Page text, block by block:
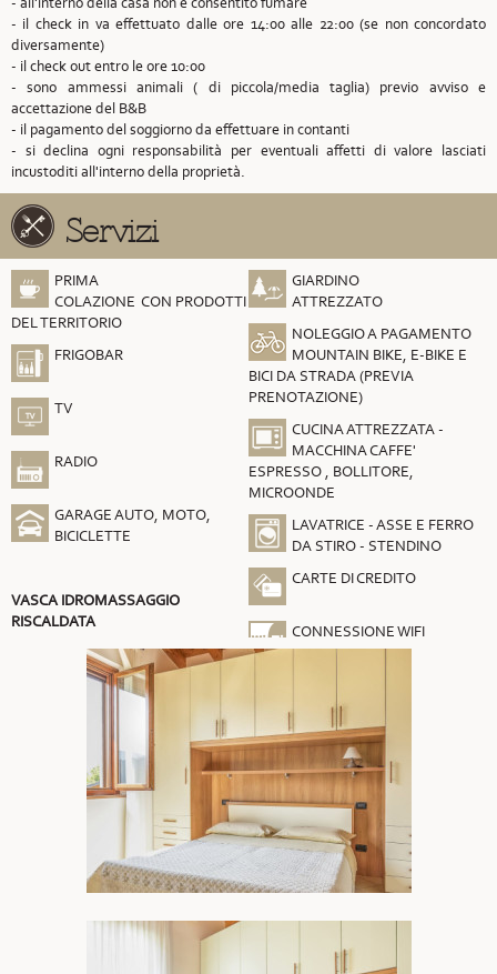
- il check in va effettuato dalle ore 14:00 alle 22:00 (se non concordato
diversamente)
- il check out entro le ore 10:00
- sono ammessi animali ( di piccola/media taglia) previo avviso e
accettazione del B&B
- il pagamento del soggiorno da effettuare in contanti
- si declina ogni responsabilità per eventuali affetti di valore lasciati
incustoditi all'interno della proprietà.
Servizi
PRIMA
COLAZIONE CON PRODOTTI
DEL TERRITORIO
FRIGOBAR
TV
RADIO
GARAGE AUTO, MOTO,
BICICLETTE
VASCA IDROMASSAGGIO
RISCALDATA
GIARDINO
ATTREZZATO
NOLEGGIO A PAGAMENTO
MOUNTAIN BIKE, E-BIKE E
BICI DA STRADA (PREVIA
PRENOTAZIONE)
CUCINA ATTREZZATA -
MACCHINA CAFFE'
ESPRESSO , BOLLITORE,
MICROONDE
LAVATRICE - ASSE E FERRO
DA STIRO - STENDINO
CARTE DI CREDITO
CONNESSIONE WIFI
GRATUITA